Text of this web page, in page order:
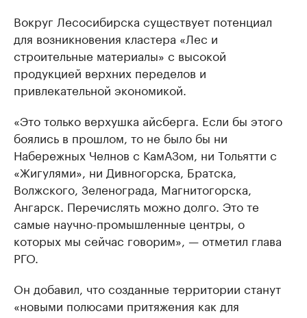
Вокруг Лесосибирска существует потенциал
для возникновения кластера «Лес и
строительные материалы» с высокой
продукцией верхних переделов и
привлекательной экономикой.
«Это только верхушка айсберга. Если бы этого
боялись в прошлом, то не было бы ни
Набережных Челнов с КамАЗом, ни Тольятти с
«Жигулями», ни Дивногорска, Братска,
Волжского, Зеленограда, Магнитогорска,
Ангарск. Перечислять можно долго. Это те
самые научно-промышленные центры, о
которых мы сейчас говорим», — отметил глава
РГО.
Он добавил, что созданные территории станут
«новыми полюсами притяжения как для